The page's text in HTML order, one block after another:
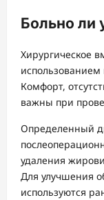
Больно ли
Хирургическое
использованием
Комфорт,
важны при
Определенный
удаления
Для улучшения
используются